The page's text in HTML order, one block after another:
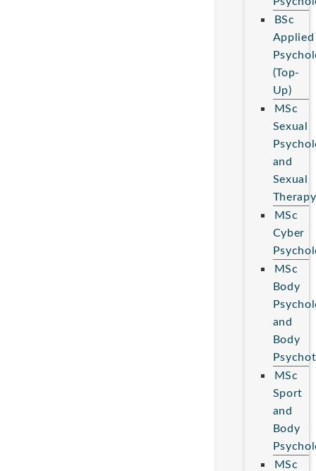
BSc
Applied
(Top-
Up)
MSc
Sexual
and
Sexual
Therapy
MSc
Cyber
MSc
Body
and
Body
MSc
Sport
and
Body
MSc